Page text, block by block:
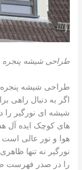
طراحی شیشه پنجره
طراحی شیشه
اگر به دنبال راهی
شیشه ای نورگیر را
های کوچک ایده آل
هوا و نور عالی است
نورگیر نه تنها
را در صدر فهرست